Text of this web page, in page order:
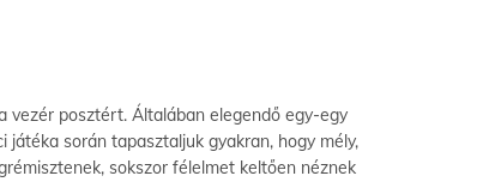
vezér posztért. Általában elegendő egy-egy
során tapasztaljuk gyakran, hogy mély,
sokszor félelmet keltően néznek